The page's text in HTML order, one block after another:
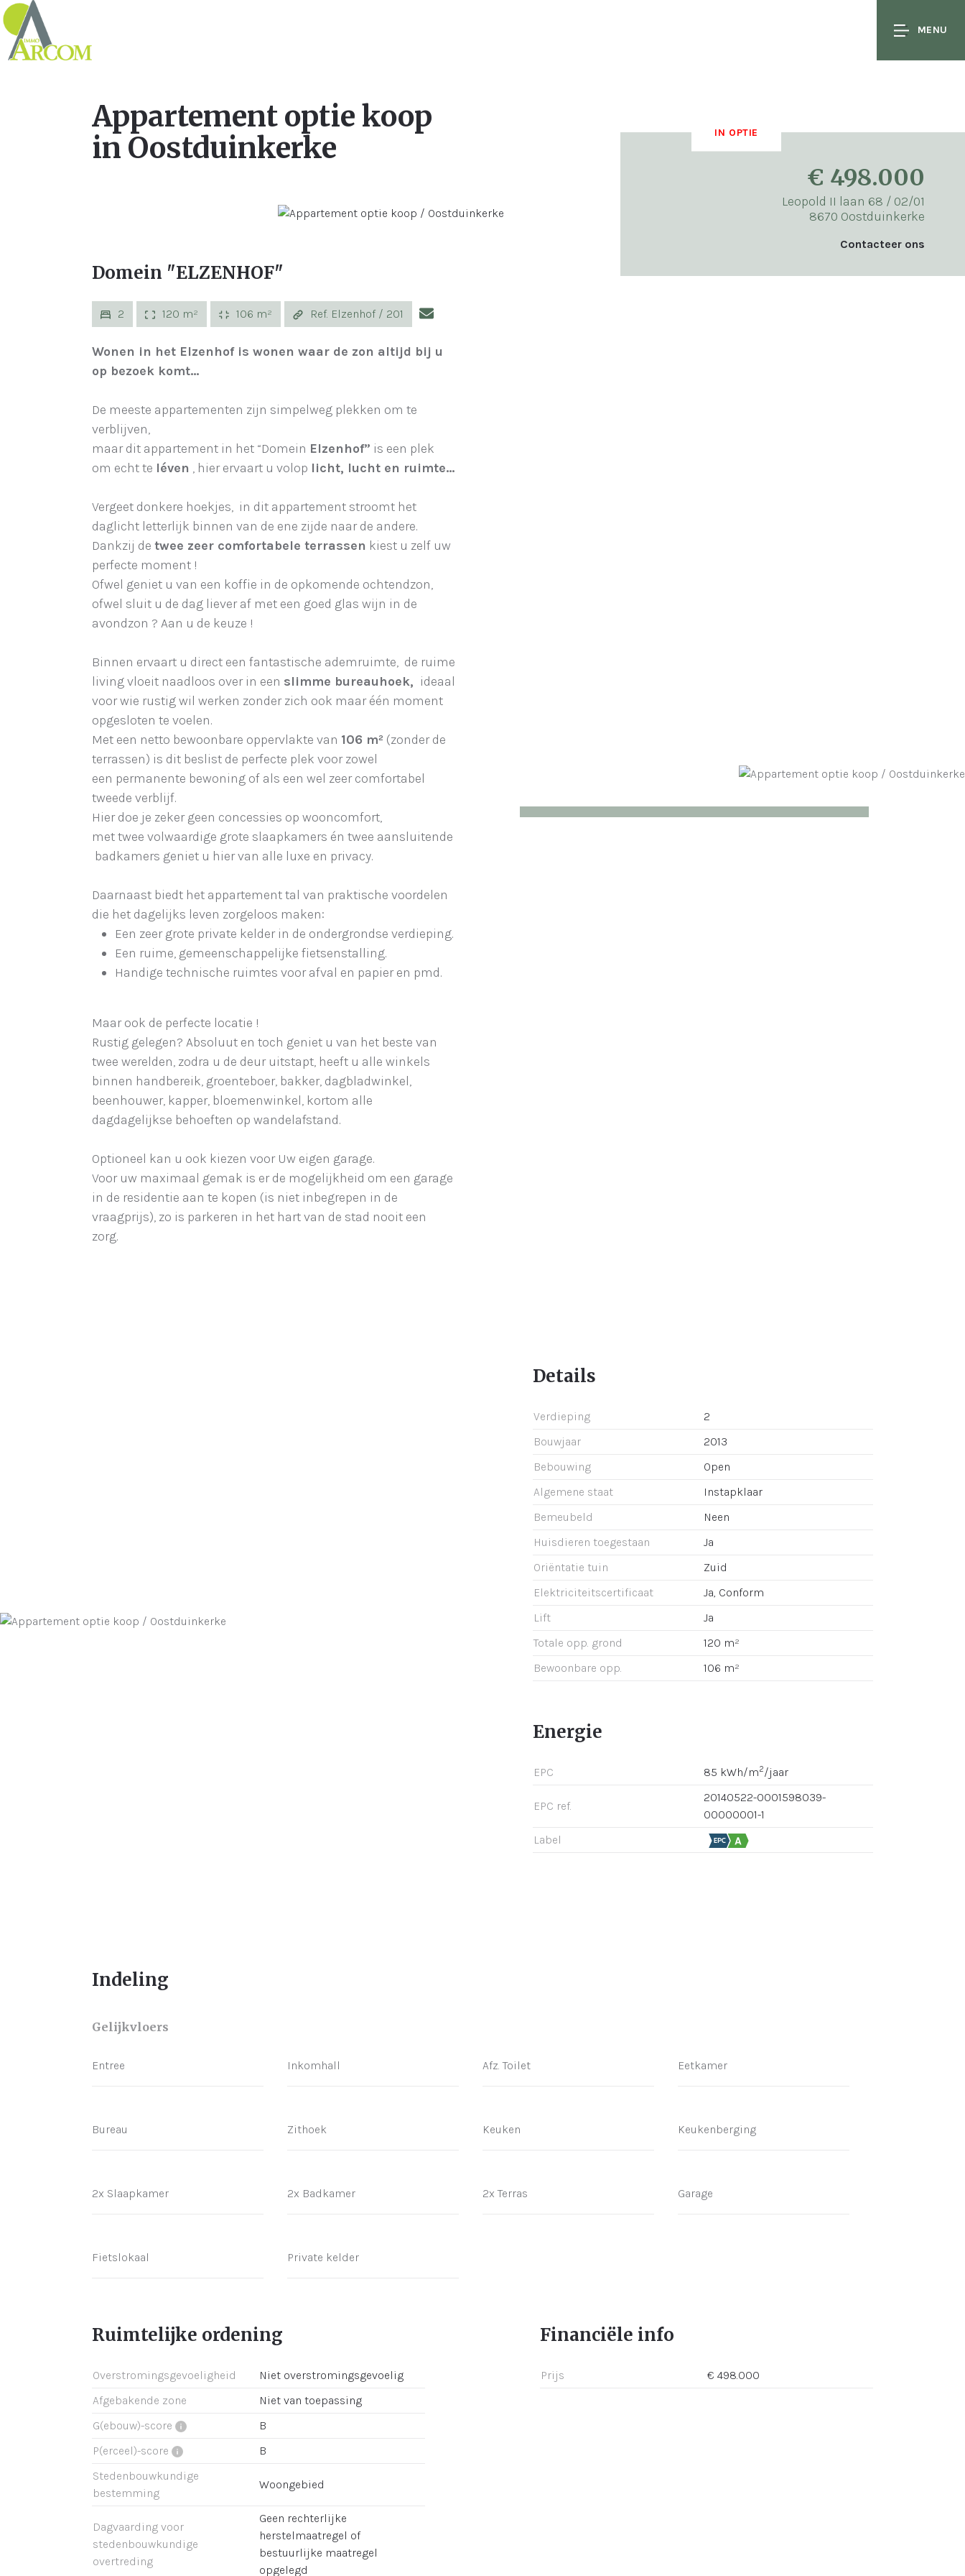
MENU
Appartement optie koop
in Oostduinkerke
€ 498.000
Leopold II laan 68 / 02/01
8670 Oostduinkerke
Contacteer ons
IN OPTIE
Domein "ELZENHOF"
2 120 m² 106 m² Ref. Elzenhof / 201
Wonen in het Elzenhof is wonen waar de zon altijd bij u
op bezoek komt…
De meeste appartementen zijn simpelweg plekken om te
verblijven,
maar dit appartement in het “Domein Elzenhof” is een plek
om echt te léven , hier ervaart u volop licht, lucht en ruimte…
Vergeet donkere hoekjes, in dit appartement stroomt het
daglicht letterlijk binnen van de ene zijde naar de andere.
Dankzij de twee zeer comfortabele terrassen kiest u zelf uw
perfecte moment !
Ofwel geniet u van een koffie in de opkomende ochtendzon,
ofwel sluit u de dag liever af met een goed glas wijn in de
avondzon ? Aan u de keuze !
Binnen ervaart u direct een fantastische ademruimte, de ruime
living vloeit naadloos over in een slimme bureauhoek, ideaal
voor wie rustig wil werken zonder zich ook maar één moment
opgesloten te voelen.
Met een netto bewoonbare oppervlakte van 106 m² (zonder de
terrassen) is dit beslist de perfecte plek voor zowel
een permanente bewoning of als een wel zeer comfortabel
tweede verblijf.
Hier doe je zeker geen concessies op wooncomfort,
met twee volwaardige grote slaapkamers én twee aansluitende
badkamers geniet u hier van alle luxe en privacy.
Daarnaast biedt het appartement tal van praktische voordelen
die het dagelijks leven zorgeloos maken:
Een zeer grote private kelder in de ondergrondse verdieping.
Een ruime, gemeenschappelijke fietsenstalling.
Handige technische ruimtes voor afval en papier en pmd.
Maar ook de perfecte locatie !
Rustig gelegen? Absoluut en toch geniet u van het beste van
twee werelden, zodra u de deur uitstapt, heeft u alle winkels
binnen handbereik, groenteboer, bakker, dagbladwinkel,
beenhouwer, kapper, bloemenwinkel, kortom alle
dagdagelijkse behoeften op wandelafstand.
Optioneel kan u ook kiezen voor Uw eigen garage.
Voor uw maximaal gemak is er de mogelijkheid om een garage
in de residentie aan te kopen (is niet inbegrepen in de
vraagprijs), zo is parkeren in het hart van de stad nooit een
zorg.
Details
Verdieping
2
Bouwjaar
2013
Bebouwing
Open
Algemene staat
Instapklaar
Bemeubeld
Neen
Huisdieren toegestaan
Ja
Oriëntatie tuin
Zuid
Elektriciteitscertificaat
Ja, Conform
Lift
Ja
Totale opp. grond
120 m²
Bewoonbare opp.
106 m²
Energie
EPC 85 kWh/m2/jaar
EPC ref.
20140522-0001598039-
00000001-1
Label
Indeling
Gelijkvloers
Entree Inkomhall Afz. Toilet Eetkamer
Bureau Zithoek Keuken Keukenberging
2x Slaapkamer 2x Badkamer 2x Terras Garage
Fietslokaal Private kelder
Ruimtelijke ordening
Overstromingsgevoeligheid
Niet overstromingsgevoelig
Afgebakende zone
Niet van toepassing
G(ebouw)-score
B
P(erceel)-score
B
Stedenbouwkundige
bestemming
Woongebied
Dagvaarding voor
stedenbouwkundige
overtreding
Geen rechterlijke
herstelmaatregel of
bestuurlijke maatregel
opgelegd
Financiële info
Prijs € 498.000